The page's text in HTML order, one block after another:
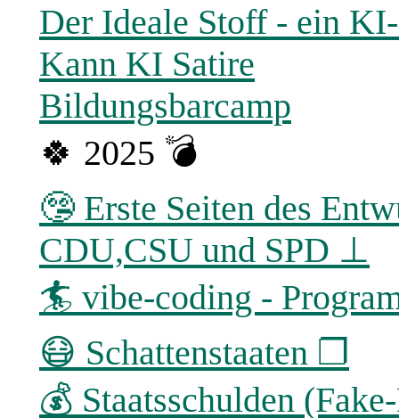
Der Ideale Stoff - ein
Kann KI Satire
Bildungsbarcamp
🍀 2025 💣
🤥 Erste Seiten des
CDU,CSU und SPD ⊥
🏄 vibe-coding -
😷 Schattenstaaten ❐
💰 Staatsschulden